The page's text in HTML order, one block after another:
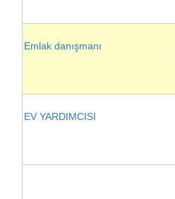
Emlak danışmanı
EV YARDIMCISI